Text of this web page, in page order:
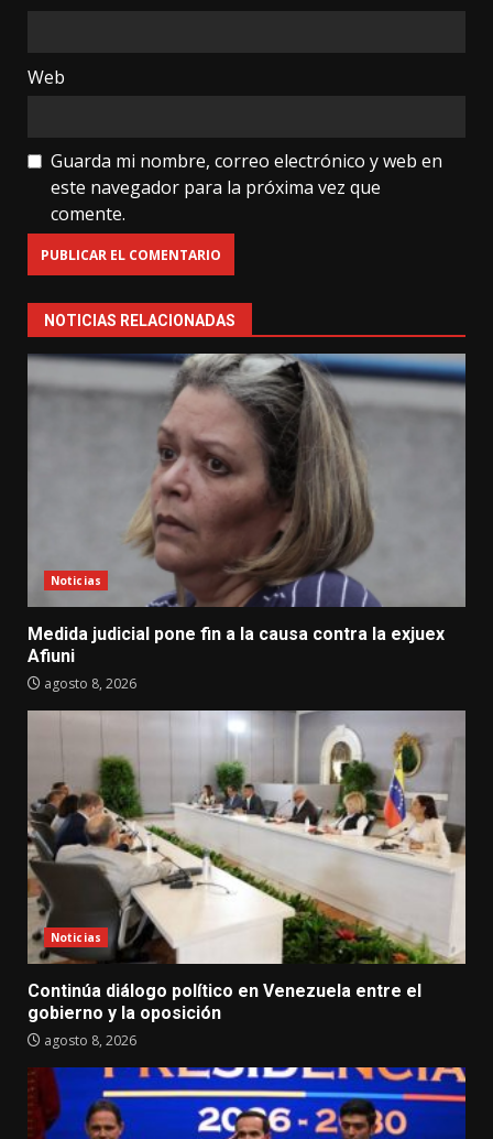
Web
Guarda mi nombre, correo electrónico y web en
este navegador para la próxima vez que
comente.
NOTICIAS RELACIONADAS
Noticias
Medida judicial pone fin a la causa contra la exjuex
Afiuni
agosto 8, 2026
Noticias
Continúa diálogo político en Venezuela entre el
gobierno y la oposición
agosto 8, 2026